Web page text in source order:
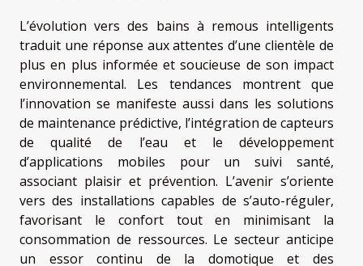
L’évolution vers des bains à remous intelligents
traduit une réponse aux attentes d’une clientèle de
plus en plus informée et soucieuse de son impact
environnemental. Les tendances montrent que
l’innovation se manifeste aussi dans les solutions
de maintenance prédictive, l’intégration de capteurs
de qualité de l’eau et le développement
d’applications mobiles pour un suivi santé,
associant plaisir et prévention. L’avenir s’oriente
vers des installations capables de s’auto-réguler,
favorisant le confort tout en minimisant la
consommation de ressources. Le secteur anticipe
un essor continu de la domotique et des